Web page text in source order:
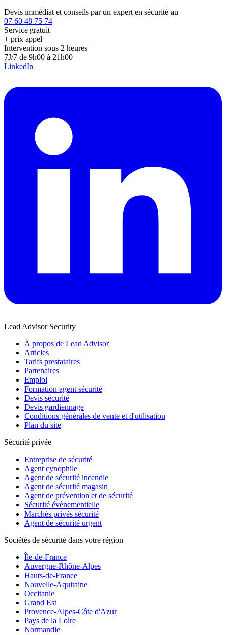
Devis immédiat et conseils par un expert en sécurité au
07 60 48 75 74
Service gratuit
+ prix appel
Intervention sous 2 heures
7J/7 de 9h00 à 21h00
LinkedIn
Lead Advisor Security
À propos de Lead Advisor
Articles
Tarifs prestataires
Partenaires
Emploi
Formation agent sécurité
Devis sécurité
Devis gardiennage
Conditions générales de vente et d'utilisation
Plan du site
Sécurité privée
Entreprise de sécurité
Agent cynophile
Agent de sécurité incendie
Agent de sécurité magasin
Agent de prévention et de sécurité
Sécurité évènementielle
Marchés privés sécurité
Agent de sécurité urgent
Sociétés de sécurité dans votre région
Île-de-France
Auvergne-Rhône-Alpes
Hauts-de-France
Nouvelle-Aquitaine
Occitanie
Grand Est
Provence-Alpes-Côte d'Azur
Pays de la Loire
Normandie